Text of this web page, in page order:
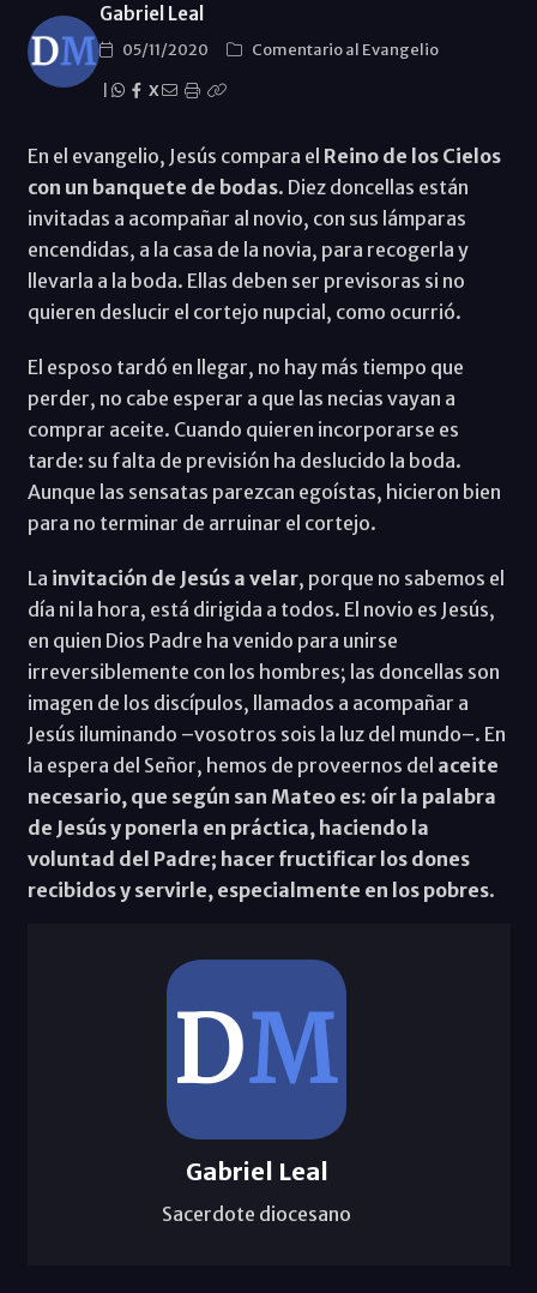
Gabriel Leal
05/11/2020
Comentario al Evangelio
X
En el evangelio, Jesús compara el Reino de los Cielos
con un banquete de bodas. Diez doncellas están
invitadas a acompañar al novio, con sus lámparas
encendidas, a la casa de la novia, para recogerla y
llevarla a la boda. Ellas deben ser previsoras si no
quieren deslucir el cortejo nupcial, como ocurrió.
El esposo tardó en llegar, no hay más tiempo que
perder, no cabe esperar a que las necias vayan a
comprar aceite. Cuando quieren incorporarse es
tarde: su falta de previsión ha deslucido la boda.
Aunque las sensatas parezcan egoístas, hicieron bien
para no terminar de arruinar el cortejo.
La invitación de Jesús a velar, porque no sabemos el
día ni la hora, está dirigida a todos. El novio es Jesús,
en quien Dios Padre ha venido para unirse
irreversiblemente con los hombres; las doncellas son
imagen de los discípulos, llamados a acompañar a
Jesús iluminando –vosotros sois la luz del mundo–. En
la espera del Señor, hemos de proveernos del aceite
necesario, que según san Mateo es: oír la palabra
de Jesús y ponerla en práctica, haciendo la
voluntad del Padre; hacer fructificar los dones
recibidos y servirle, especialmente en los pobres.
Gabriel Leal
Sacerdote diocesano